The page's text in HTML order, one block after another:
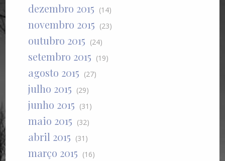
dezembro 2015 (14)
novembro 2015 (23)
outubro 2015 (24)
setembro 2015 (19)
agosto 2015 (27)
julho 2015 (29)
junho 2015 (31)
maio 2015 (32)
abril 2015 (31)
março 2015 (16)